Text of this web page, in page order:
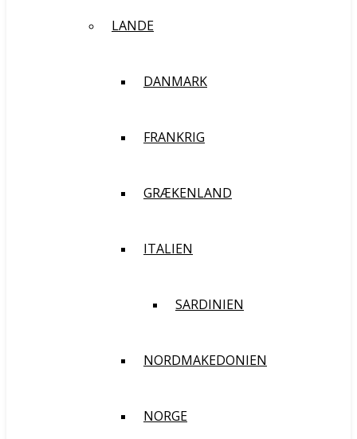
LANDE
DANMARK
FRANKRIG
GRÆKENLAND
ITALIEN
SARDINIEN
NORDMAKEDONIEN
NORGE